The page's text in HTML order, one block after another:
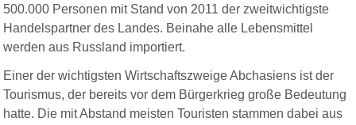
500.000 Personen mit Stand von 2011 der zweitwichtigste
Handelspartner des Landes. Beinahe alle Lebensmittel
werden aus Russland importiert.
Einer der wichtigsten Wirtschaftszweige Abchasiens ist der
Tourismus, der bereits vor dem Bürgerkrieg große Bedeutung
hatte. Die mit Abstand meisten Touristen stammen dabei aus